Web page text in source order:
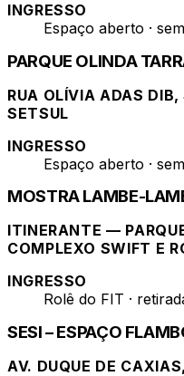
INGRESSO
Espaço aberto ·
PARQUE OLINDA
RUA OLÍVIA ADAS
SETSUL
INGRESSO
Espaço aberto ·
MOSTRA LAMBE-
ITINERANTE —
COMPLEXO SWIFT E
INGRESSO
Rolê do FIT ·
SESI – ESPAÇO
AV. DUQUE DE